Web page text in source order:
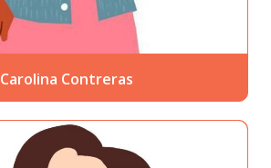
Carolina Contreras